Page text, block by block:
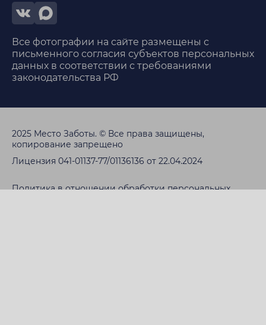
Все фотографии на сайте размещены с
письменного согласия субъектов персональных
данных в соответствии с требованиями
законодательства РФ
2025 Место Заботы. © Все права защищены,
копирование запрещено
Лицензия 041-01137-77/01136136 от 22.04.2024
Политика в отношении обработки персональных